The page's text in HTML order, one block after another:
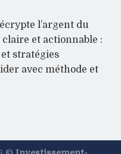
l’argent du
et actionnable :
stratégies
avec méthode et